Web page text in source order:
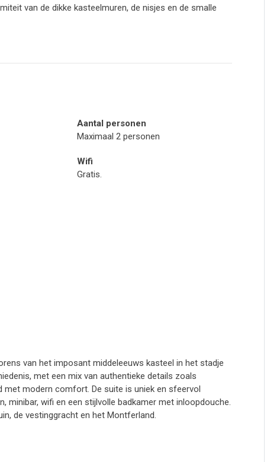
van de dikke kasteelmuren, de nisjes en de smalle
Aantal personen
Maximaal 2 personen
Wifi
Gratis.
van het imposant middeleeuws kasteel in het stadje
met een mix van authentieke details zoals
met modern comfort. De suite is uniek en sfeervol
minibar, wifi en een stijlvolle badkamer met inloopdouche.
de vestinggracht en het Montferland.